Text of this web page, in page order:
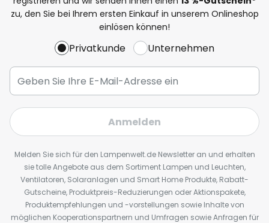
zu, den Sie bei Ihrem ersten Einkauf in unserem Onlineshop
einlösen können!
Privatkunde Unternehmen
Anmelden
Melden Sie sich für den Lampenwelt.de Newsletter an und erhalten
sie tolle Angebote aus dem Sortiment Lampen und Leuchten,
Ventilatoren, Solaranlagen und Smart Home Produkte, Rabatt-
Gutscheine, Produktpreis-Reduzierungen oder Aktionspakete,
Produktempfehlungen und -vorstellungen sowie Inhalte von
möglichen Kooperationspartnern und Umfragen sowie Anfragen für